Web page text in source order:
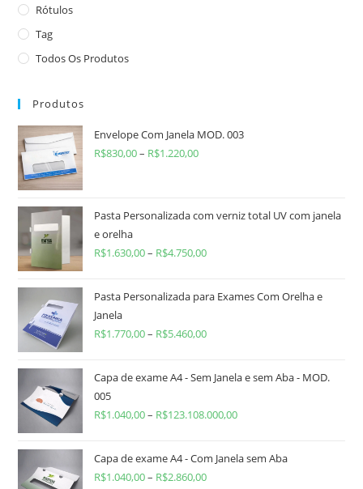
Rótulos
Tag
Todos Os Produtos
Produtos
Envelope Com Janela MOD. 003
R$830,00– R$1.220,00
Pasta Personalizada com verniz total UV com janela
e orelha
R$1.630,00– R$4.750,00
Pasta Personalizada para Exames Com Orelha e
Janela
R$1.770,00– R$5.460,00
Capa de exame A4 - Sem Janela e sem Aba - MOD.
005
R$1.040,00– R$123.108.000,00
Capa de exame A4 - Com Janela sem Aba
R$1.040,00– R$2.860,00